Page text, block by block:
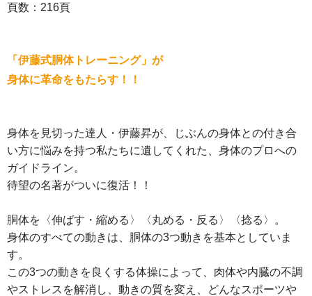
頁数：216頁
「伊藤式胴体トレーニング」が
身体に革命をもたらす！！
身体を見切った達人・伊藤昇が、じぶんの身体との付き合
い方に悩みを持つ私たちに遺してくれた、身体のプロへの
ガイドライン。
待望の名著がついに復活！！
胴体を〈伸ばす・縮める〉〈丸める・反る〉〈捻る〉。
身体のすべての動きは、胴体の3つ動きを基本としていま
す。
この3つの動きを良くする体操によって、肉体や内臓の不調
やストレスを解消し、動きの質を変え、どんなスポーツや